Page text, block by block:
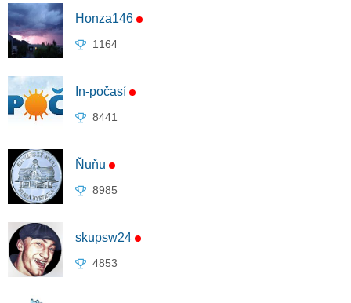
Honza146
1164
In-počasí
8441
Ňuňu
8985
skupsw24
4853